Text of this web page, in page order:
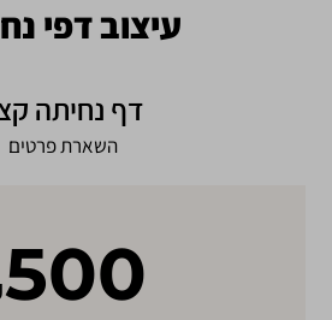
עיצוב דפי
דף נחיתה
השארת פרטים
500